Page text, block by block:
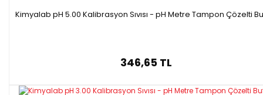
Kimyalab pH 5.00 Kalibrasyon Sıvısı - pH Metre Tampon Çözelti
346,65 TL